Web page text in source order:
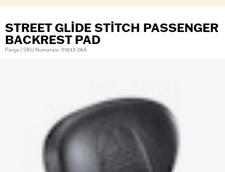
STREET GLIDE STITCH PASSENGER
BACKREST PAD
Parça | SKU Numarası: 51633-06A